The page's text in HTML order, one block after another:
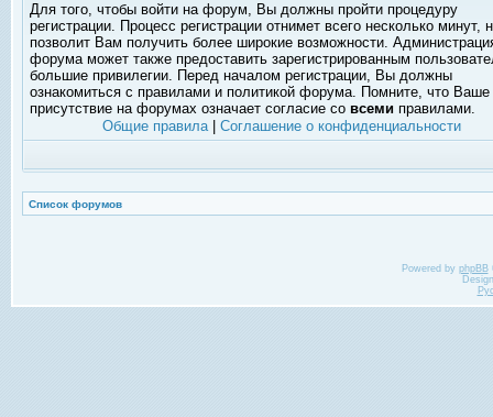
Для того, чтобы войти на форум, Вы должны пройти процедуру
регистрации. Процесс регистрации отнимет всего несколько минут,
позволит Вам получить более широкие возможности.
форума может также предоставить зарегистрированным
большие привилегии. Перед началом регистрации, Вы должны
ознакомиться с правилами и политикой форума. Помните, что Ваше
присутствие на форумах означает согласие со всеми правилами.
Общие правила| Соглашение о конфиденциальности
Список форумов
Powered by phpBB